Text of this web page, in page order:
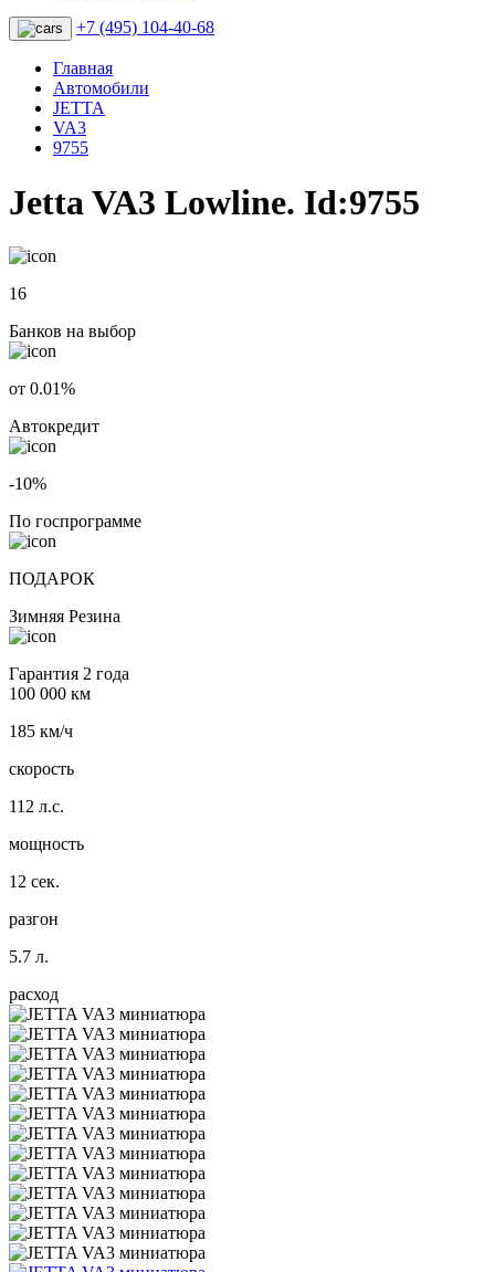
+7 (495) 104-40-68
Главная
Автомобили
JETTA
VA3
9755
Jetta VA3 Lowline. Id:9755
16
Банков на выбор
от 0.01%
Автокредит
-10%
По госпрограмме
ПОДАРОК
Зимняя Резина
Гарантия 2 года
100 000 км
185 км/ч
скорость
112 л.с.
мощность
12 сек.
разгон
5.7 л.
расход